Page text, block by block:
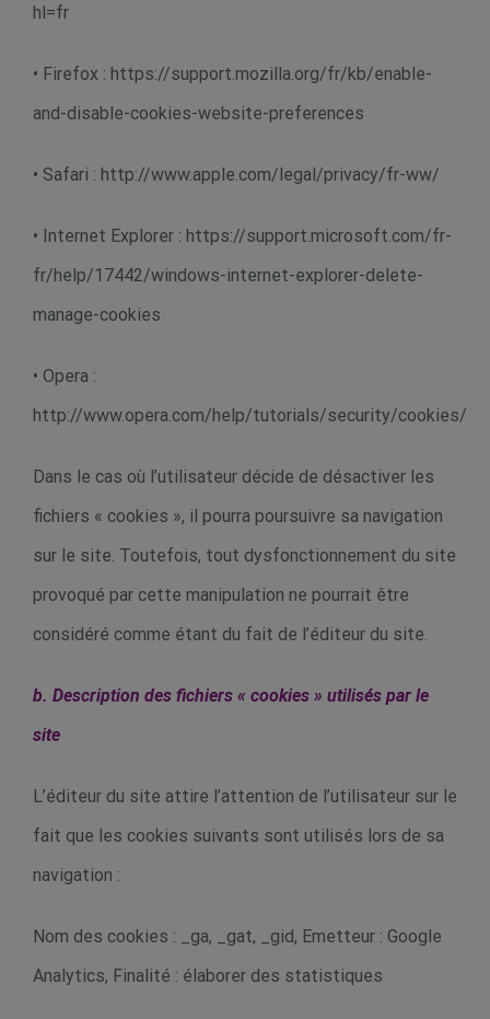
hl=fr
• Firefox : https://support.mozilla.org/fr/kb/enable-
and-disable-cookies-website-preferences
• Safari : http://www.apple.com/legal/privacy/fr-ww/
• Internet Explorer : https://support.microsoft.com/fr-
fr/help/17442/windows-internet-explorer-delete-
manage-cookies
• Opera :
http://www.opera.com/help/tutorials/security/cookies/
Dans le cas où l’utilisateur décide de désactiver les
fichiers « cookies », il pourra poursuivre sa navigation
sur le site. Toutefois, tout dysfonctionnement du site
provoqué par cette manipulation ne pourrait être
considéré comme étant du fait de l’éditeur du site.
b. Description des fichiers « cookies » utilisés par le
site
L’éditeur du site attire l’attention de l’utilisateur sur le
fait que les cookies suivants sont utilisés lors de sa
navigation :
Nom des cookies : _ga, _gat, _gid, Emetteur : Google
Analytics, Finalité : élaborer des statistiques